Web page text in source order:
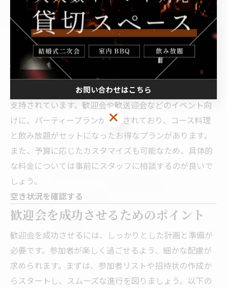
おり、全ての参加者が楽しめるラインアップです。
渋谷デバージの料金プラン
渋谷デバージの料金プランは、利用する時間帯や人数、
貸切の有無によって柔軟に設定されています。基本的に
はリーズナブルな価格帯（3600円から）でありながら、
高品質な料理とサービスを提供しており、多くの顧客に
支持されています。歓迎会や歓送迎会などのイベント向
けに、パーティープランが用意されており、コース料理
と飲み放題がセットになったお得なプランがあります。
また、予算に応じたカスタマイズも可能なため、具体的
な料金については事前にスタッフに相談するのが良いで
しょう。
空き状況を確認する
歓迎会を成功させるためのポイント
歓迎会を成功させるには、しっかりとした計画と準備が
必要です。参加者が楽しく過ごせるよう、細かな配慮が
求められます。まずは、参加者リストや招待状の作成か
らスタートし、スムーズな進行を図りましょう。以下の
お問い合わせはこちら